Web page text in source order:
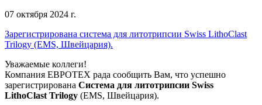
07 октября 2024 г.
Зарегистрирована система для литотрипсии Swiss LithoClast
Trilogy (EMS, Швейцария).
Уважаемые коллеги!
Компания ЕВРОТЕХ рада сообщить Вам, что успешно
зарегистрирована Система для литотрипсии Swiss
LithoClast Trilogy (EMS, Швейцария).